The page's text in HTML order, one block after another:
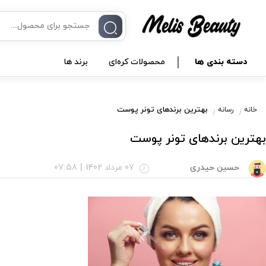
دسته بندی ها محصولات کره‌ای برند ها
خانه رسانه بهترین برندهای تونر پوست
بهترین برندهای تونر پوست
حسین حیدری 07 مرداد 1402 07:58